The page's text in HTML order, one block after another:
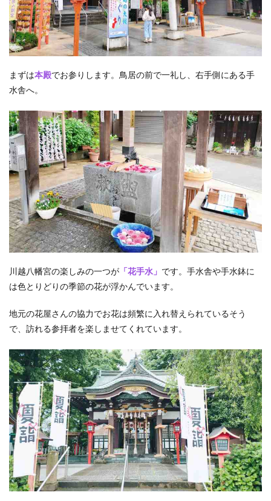
まずは本殿でお参りします。鳥居の前で一礼し、右手側にある手
水舎へ。
川越八幡宮の楽しみの一つが 「花手水」 です。手水舎や手水鉢に
は色とりどりの季節の花が浮かんでいます。
地元の花屋さんの協力でお花は頻繁に入れ替えられているそう
で、訪れる参拝者を楽しませてくれています。